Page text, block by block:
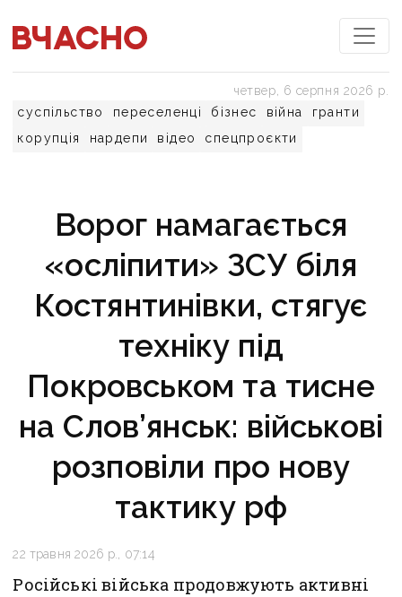
суспільство переселенці бізнес війна
гранти
корупція
нардепи відео спецпроєкти
четвер, 6 серпня 2026 р.
Ворог намагається
«осліпити» ЗСУ біля
Костянтинівки, стягує
техніку під
Покровськом та тисне
на Слов’янськ: військові
розповіли про нову
тактику рф
22 травня 2026 р., 07:14
Російські війська продовжують активні